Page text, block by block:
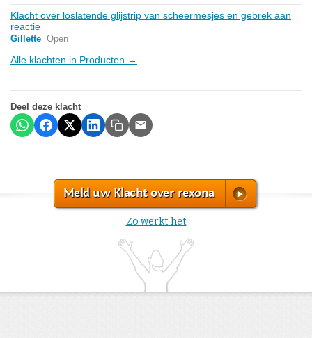
Klacht over loslatende glijstrip van scheermesjes en gebrek aan
reactie
Gillette Open
Alle klachten in Producten →
Deel deze klacht
Meld uw Klacht over rexona
Zo werkt het